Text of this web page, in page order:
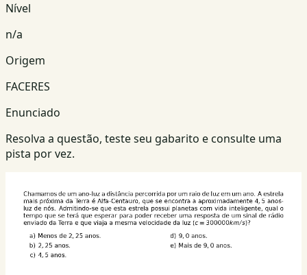
Nível
n/a
Origem
FACERES
Enunciado
Resolva a questão, teste seu gabarito e consulte uma
pista por vez.